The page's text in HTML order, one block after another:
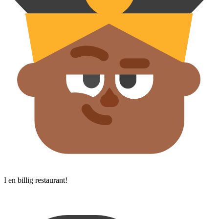
I en billig restaurant!